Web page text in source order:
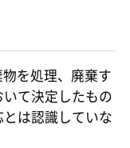
を処理、廃棄す
て決定したもの
は認識していな